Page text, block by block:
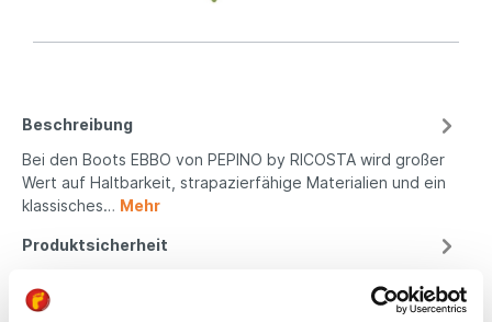
Beschreibung
Bei den Boots EBBO von PEPINO by RICOSTA wird großer
Wert auf Haltbarkeit, strapazierfähige Materialien und ein
klassisches… Mehr
Produktsicherheit